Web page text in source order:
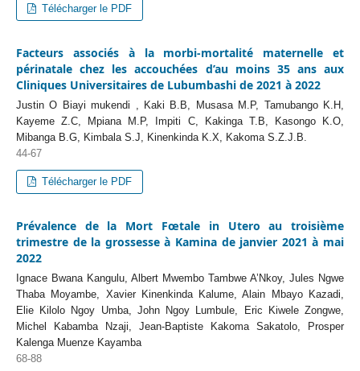
Télécharger le PDF
Facteurs associés à la morbi-mortalité maternelle et
périnatale chez les accouchées d’au moins 35 ans aux
Cliniques Universitaires de Lubumbashi de 2021 à 2022
Justin O Biayi mukendi , Kaki B.B, Musasa M.P, Tamubango K.H,
Kayeme Z.C, Mpiana M.P, Impiti C, Kakinga T.B, Kasongo K.O,
Mibanga B.G, Kimbala S.J, Kinenkinda K.X, Kakoma S.Z.J.B.
44-67
Télécharger le PDF
Prévalence de la Mort Fœtale in Utero au troisième
trimestre de la grossesse à Kamina de janvier 2021 à mai
2022
Ignace Bwana Kangulu, Albert Mwembo Tambwe A’Nkoy, Jules Ngwe
Thaba Moyambe, Xavier Kinenkinda Kalume, Alain Mbayo Kazadi,
Elie Kilolo Ngoy Umba, John Ngoy Lumbule, Eric Kiwele Zongwe,
Michel Kabamba Nzaji, Jean-Baptiste Kakoma Sakatolo, Prosper
Kalenga Muenze Kayamba
68-88